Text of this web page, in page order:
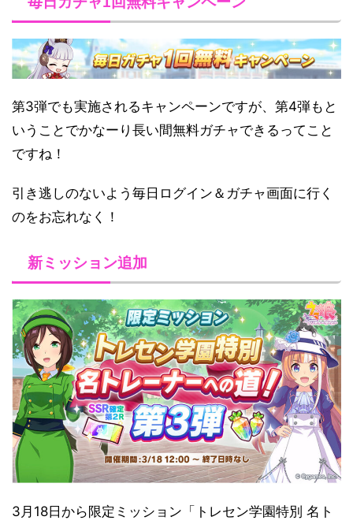
第3弾でも実施されるキャンペーンですが、第4弾もと
いうことでかなーり長い間無料ガチャできるってこと
ですね！
引き逃しのないよう毎日ログイン＆ガチャ画面に行く
のをお忘れなく！
新ミッション追加
3月18日から限定ミッション「トレセン学園特別 名ト